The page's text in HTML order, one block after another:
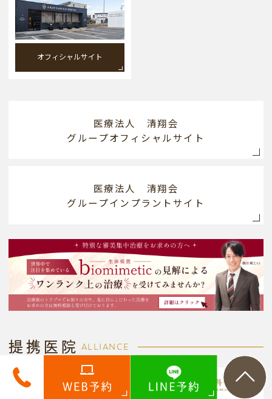
オフィシャルサイト
医療法人 清翔会
グループオフィシャルサイト
医療法人 清翔会
グループインプラントサイト
提携医院 ALLIANCE